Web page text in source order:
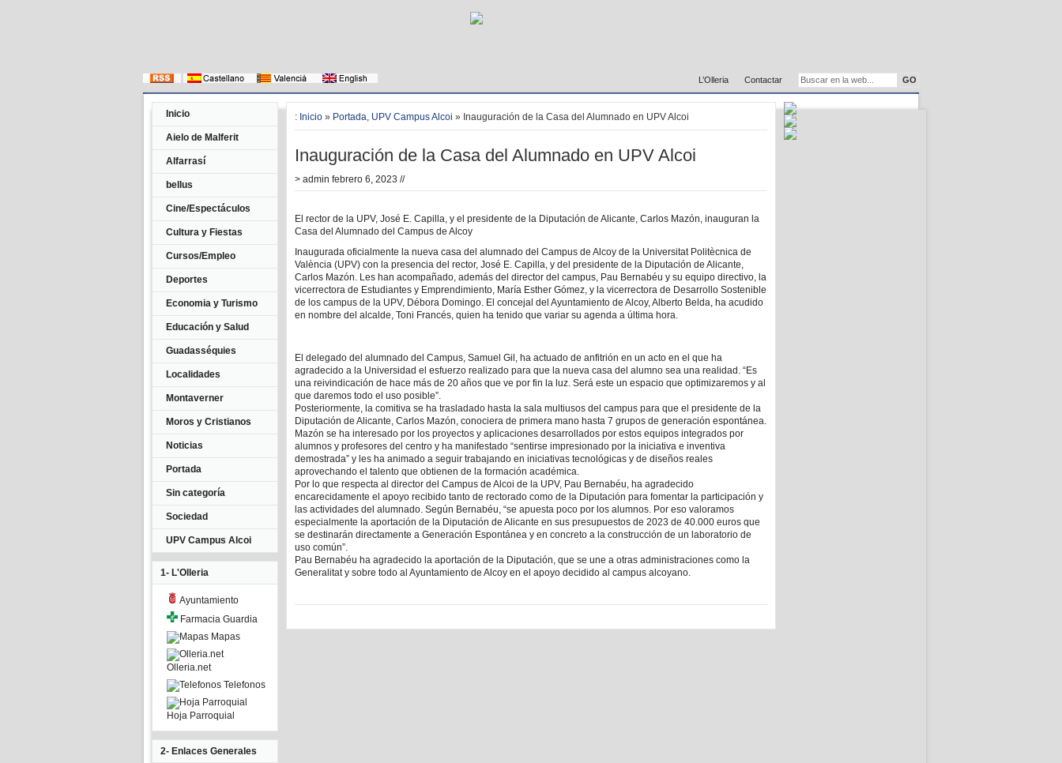
L’Olleria Contactar
Inicio
Aielo de Malferit
Alfarrasí
bellus
Cine/Espectáculos
Cultura y Fiestas
Cursos/Empleo
Deportes
Economia y Turismo
Educación y Salud
Guadasséquies
Localidades
Montaverner
Moros y Cristianos
Noticias
Portada
Sin categoría
Sociedad
UPV Campus Alcoi
1- L'Olleria
Ayuntamiento
Farmacia Guardia
Mapas
Olleria.net
Telefonos
Hoja Parroquial
2- Enlaces Generales
: Inicio » Portada, UPV Campus Alcoi » Inauguración de la Casa del Alumnado en UPV Alcoi
Inauguración de la Casa del Alumnado en UPV Alcoi
> admin febrero 6, 2023 //
El rector de la UPV, José E. Capilla, y el presidente de la Diputación de Alicante, Carlos Mazón, inauguran la
Casa del Alumnado del Campus de Alcoy
Inaugurada oficialmente la nueva casa del alumnado del Campus de Alcoy de la Universitat Politècnica de
València (UPV) con la presencia del rector, José E. Capilla, y del presidente de la Diputación de Alicante,
Carlos Mazón. Les han acompañado, además del director del campus, Pau Bernabéu y su equipo directivo, la
vicerrectora de Estudiantes y Emprendimiento, María Esther Gómez, y la vicerrectora de Desarrollo Sostenible
de los campus de la UPV, Débora Domingo. El concejal del Ayuntamiento de Alcoy, Alberto Belda, ha acudido
en nombre del alcalde, Toni Francés, quien ha tenido que variar su agenda a última hora.
El delegado del alumnado del Campus, Samuel Gil, ha actuado de anfitrión en un acto en el que ha
agradecido a la Universidad el esfuerzo realizado para que la nueva casa del alumno sea una realidad. “Es
una reivindicación de hace más de 20 años que ve por fin la luz. Será este un espacio que optimizaremos y al
que daremos todo el uso posible”.
Posteriormente, la comitiva se ha trasladado hasta la sala multiusos del campus para que el presidente de la
Diputación de Alicante, Carlos Mazón, conociera de primera mano hasta 7 grupos de generación espontánea.
Mazón se ha interesado por los proyectos y aplicaciones desarrollados por estos equipos integrados por
alumnos y profesores del centro y ha manifestado “sentirse impresionado por la iniciativa e inventiva
demostrada” y les ha animado a seguir trabajando en iniciativas tecnológicas y de diseños reales
aprovechando el talento que obtienen de la formación académica.
Por lo que respecta al director del Campus de Alcoi de la UPV, Pau Bernabéu, ha agradecido
encarecidamente el apoyo recibido tanto de rectorado como de la Diputación para fomentar la participación y
las actividades del alumnado. Según Bernabéu, “se apuesta poco por los alumnos. Por eso valoramos
especialmente la aportación de la Diputación de Alicante en sus presupuestos de 2023 de 40.000 euros que
se destinarán directamente a Generación Espontánea y en concreto a la construcción de un laboratorio de
uso común”.
Pau Bernabéu ha agradecido la aportación de la Diputación, que se une a otras administraciones como la
Generalitat y sobre todo al Ayuntamiento de Alcoy en el apoyo decidido al campus alcoyano.